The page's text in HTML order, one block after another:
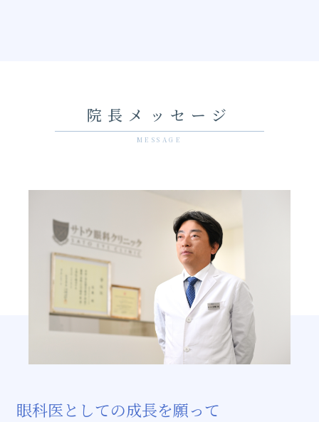
院長メッセージ
MESSAGE
眼科医としての成長を願って